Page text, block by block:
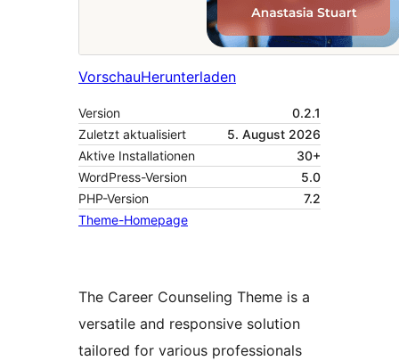
VorschauHerunterladen
Version
0.2.1
Zuletzt aktualisiert
5. August 2026
Aktive Installationen
30+
WordPress-Version
5.0
PHP-Version
7.2
Theme-Homepage
The Career Counseling Theme is a
versatile and responsive solution
tailored for various professionals